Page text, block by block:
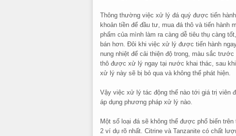
Thông thường việc xử lý đá quý được tiến
khoản tiền để đầu tư, mua đá thô và tiến hành
phẩm của mình làm ra càng dễ tiêu thụ càng
bán hơn. Đôi khi việc xử lý được tiến hành
nung nhiệt để cải thiện độ trong, màu sắc
thô được xử lý ngay tại nước khai thác, sau
xử lý này sẽ bị bỏ qua và không thể phát hiện.
Vậy việc xử lý tác động thế nào tới giá trị viên
áp dụng phương pháp xử lý nào.
Một số loại đá sẽ không thể được phổ biến
2 ví dụ rõ nhất. Citrine và Tanzanite có chất